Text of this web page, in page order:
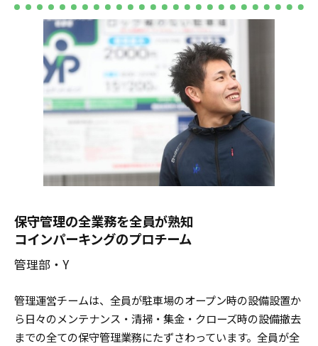
保守管理の全業務を全員が熟知
コインパーキングのプロチーム
管理部・Y
管理運営チームは、全員が駐車場のオープン時の設備設置か
ら日々のメンテナンス・清掃・集金・クローズ時の設備撤去
までの全ての保守管理業務にたずさわっています。全員が全